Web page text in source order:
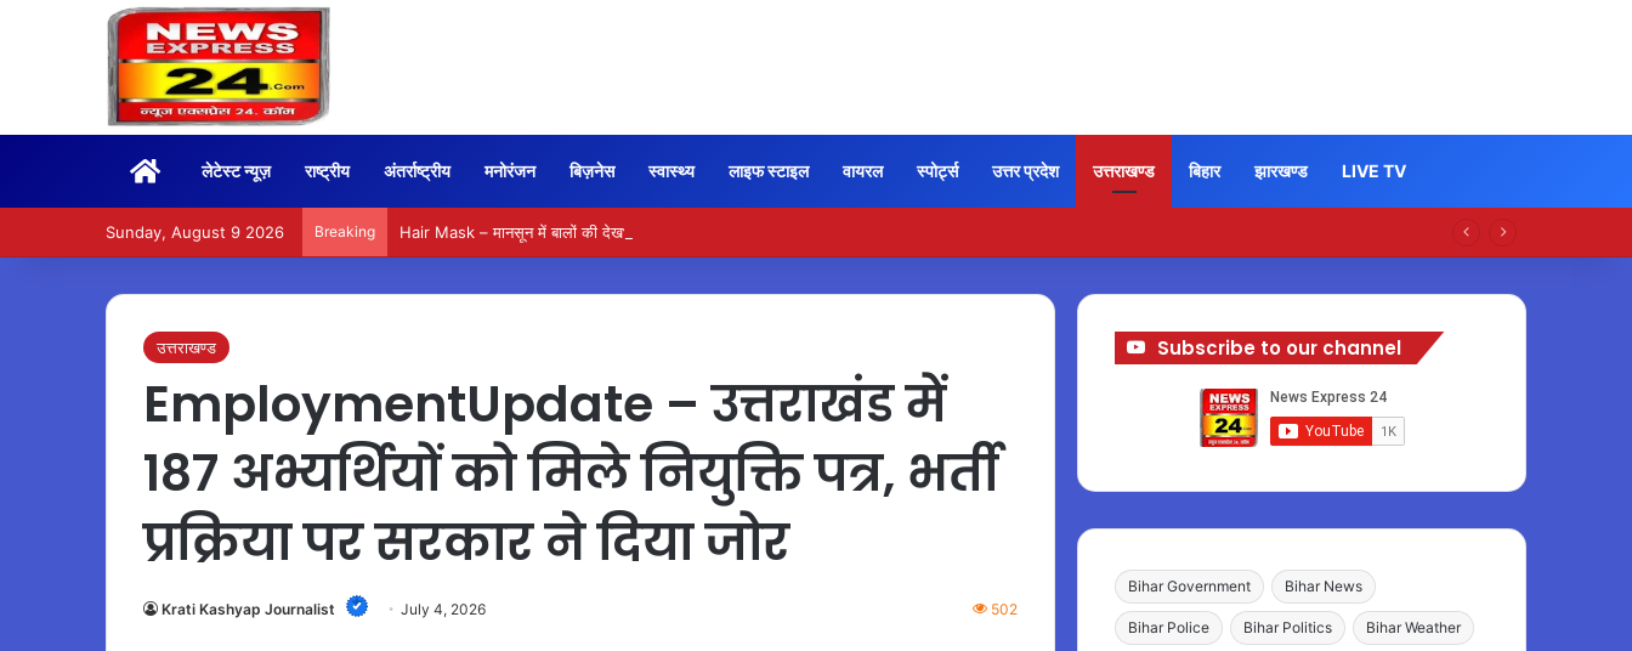
Homeलेटेस्ट न्यूज़ राष्ट्रीय अंतर्राष्ट्रीय मनोरंजन बिज़नेस स्वास्थ्य लाइफ स्टाइल वायरल स्पोर्ट्स उत्तर प्रदेश उत्तराखण्ड बिहार झारखण्ड LIVE TV
Sunday, August 9 2026 Breaking Hair Mask – मानसून में बालों की देखभाल के लिए आजमाएं अंडे का मास्क
उत्तराखण्ड
EmploymentUpdate – उत्तराखंड में
187 अभ्यर्थियों को मिले नियुक्ति पत्र, भर्ती
प्रक्रिया पर सरकार ने दिया जोर
Krati Kashyap Journalist July 4, 2026 502
Subscribe to our channel
Bihar Government Bihar News
Bihar Police Bihar Politics Bihar Weather